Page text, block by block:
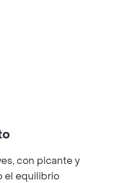
con picante y
el equilibrio